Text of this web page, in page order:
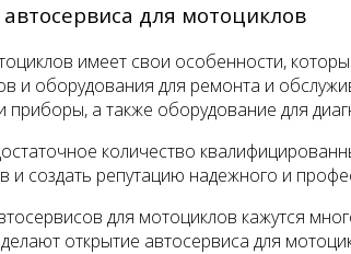
для мотоциклов
имеет свои особенности,
и оборудования для ремонта и
а также оборудование для
количество
и создать репутацию надежного и
для мотоциклов кажутся
открытие автосервиса для